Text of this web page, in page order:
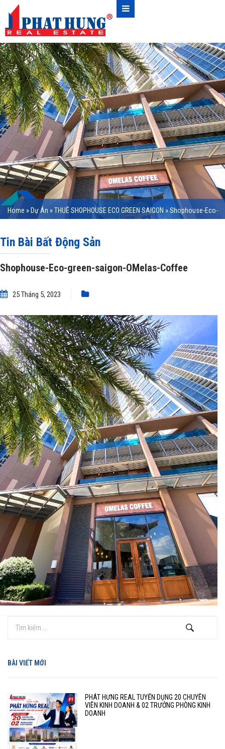
Home » Dự Án »THUÊ SHOPHOUSE ECO GREEN SAIGON »Shophouse-Eco-
Tin Bài Bất Động Sản
Shophouse-Eco-green-saigon-OMelas-Coffee
25 Tháng 5, 2023
BÀI VIẾT MỚI
PHÁT HƯNG REAL TUYỂN DỤNG 20 CHUYÊN
VIÊN KINH DOANH & 02 TRƯỞNG PHÒNG KINH
DOANH